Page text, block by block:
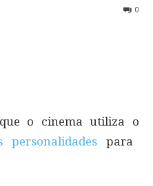
0
o cinema utiliza o
para